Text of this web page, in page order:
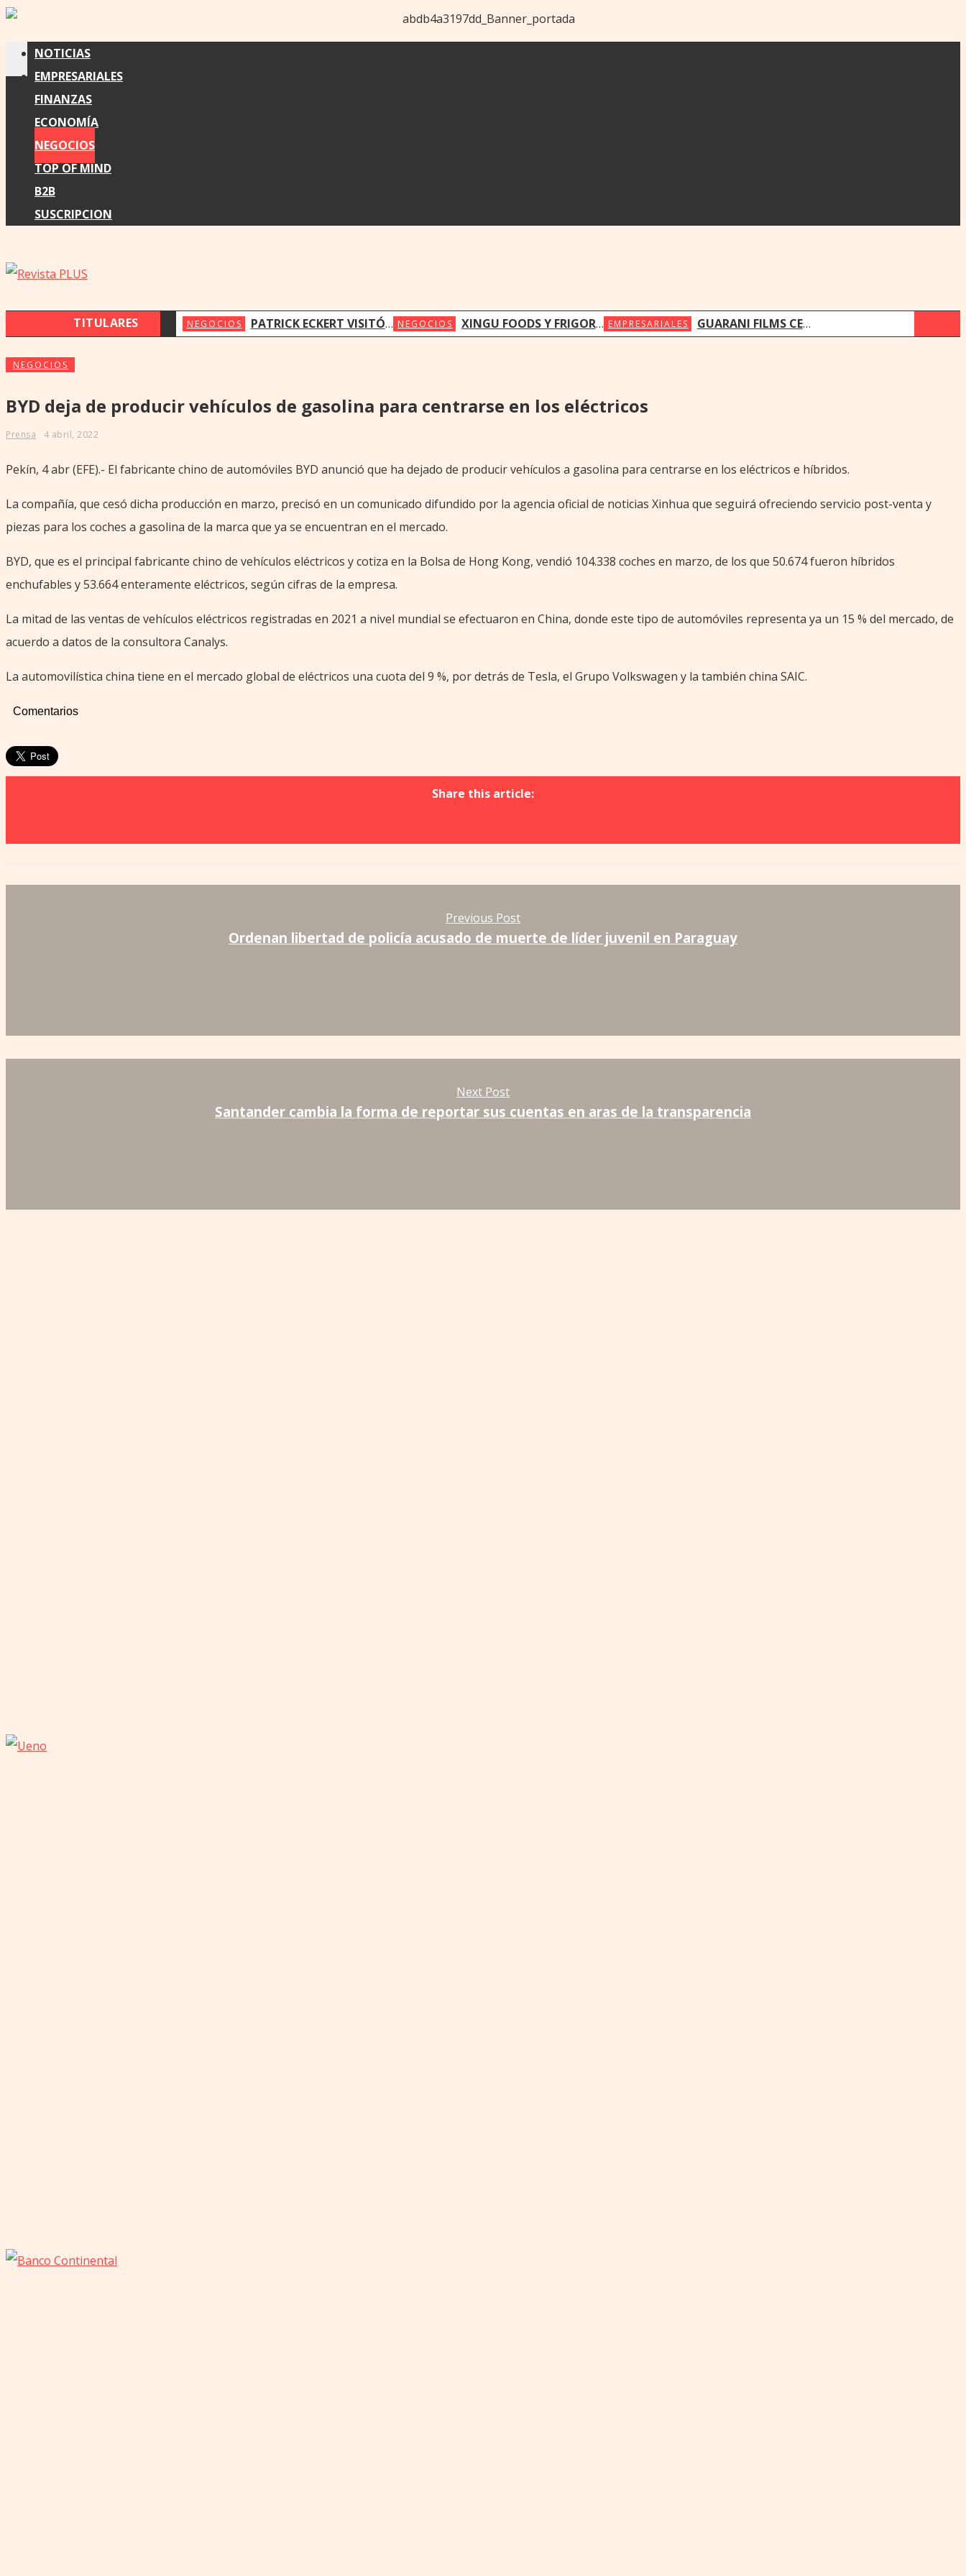
NOTICIAS
EMPRESARIALES
FINANZAS
ECONOMÍA
NEGOCIOS
TOP OF MIND
B2B
SUSCRIPCION
TITULARES NEGOCIOS PATRICK ECKERT VISITÓ PARAGUAY PARA IMPULSAR EL ACCESO OPORTUNO A LA INNOVACIÓN EN SALUD NEGOCIOS XINGU FOODS Y FRIGORÍFICO CONCEPCIÓN AVANZAN EN PROYECTO DE OPERACIÓN COMPARTIDA EMPRESARIALES GUARANI FILMS CELEBRA 10 AÑOS IMPULSANDO LA PUBLICIDAD PARAGUAYA
NEGOCIOS
BYD deja de producir vehículos de gasolina para centrarse en los eléctricos
Prensa 4 abril, 2022
Pekín, 4 abr (EFE).- El fabricante chino de automóviles BYD anunció que ha dejado de producir vehículos a gasolina para centrarse en los eléctricos e híbridos.
La compañía, que cesó dicha producción en marzo, precisó en un comunicado difundido por la agencia oficial de noticias Xinhua que seguirá ofreciendo servicio post-venta y
piezas para los coches a gasolina de la marca que ya se encuentran en el mercado.
BYD, que es el principal fabricante chino de vehículos eléctricos y cotiza en la Bolsa de Hong Kong, vendió 104.338 coches en marzo, de los que 50.674 fueron híbridos
enchufables y 53.664 enteramente eléctricos, según cifras de la empresa.
La mitad de las ventas de vehículos eléctricos registradas en 2021 a nivel mundial se efectuaron en China, donde este tipo de automóviles representa ya un 15 % del mercado, de
acuerdo a datos de la consultora Canalys.
La automovilística china tiene en el mercado global de eléctricos una cuota del 9 %, por detrás de Tesla, el Grupo Volkswagen y la también china SAIC.
Comentarios
Share this article:
Previous Post
Ordenan libertad de policía acusado de muerte de líder juvenil en Paraguay
Next Post
Santander cambia la forma de reportar sus cuentas en aras de la transparencia